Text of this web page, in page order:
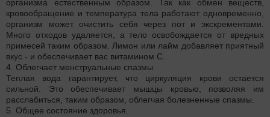
организма естественным образом. Так как обмен веществ,
кровообращение и температура тела работают одновременно,
организм может очистить себя через пот и экскрементами.
Много отходов удаляется, а тело освобождается от вредных
примесей таким образом. Лимон или лайм добавляет приятный
вкус - и обеспечивает вас витамином С.
4. Облегчает менструальные спазмы.
Теплая вода гарантирует, что циркуляция крови остается
сильной. Это обеспечивает мышцы кровью, позволяя им
расслабиться, таким образом, облегчая болезненные спазмы.
5. Общее состояние здоровья.